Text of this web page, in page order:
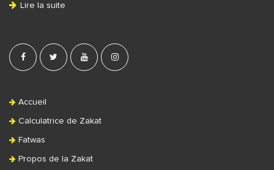
Lire la suite
Accueil
Calculatrice de Zakat
Fatwas
Propos de la Zakat